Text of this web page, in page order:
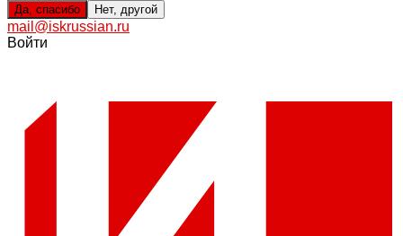
Да, спасибо Нет, другой
mail@iskrussian.ru
Войти